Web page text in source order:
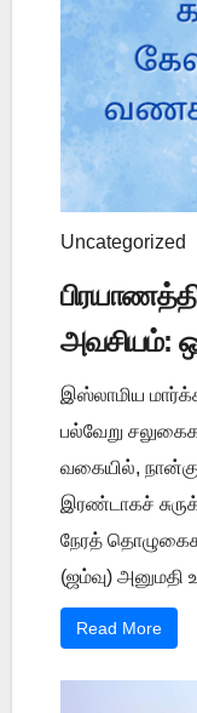
Uncategorized
அவசியம்:
இஸ்லாமிய
பல்வேறு
வகையில்,
இரண்டாகச்
நேரத்
(ஜம்வு)
Read More